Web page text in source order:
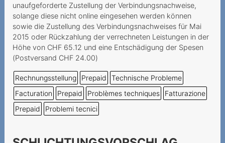
unaufgeforderte Zustellung der Verbindungsnachweise,
solange diese nicht online eingesehen werden können
sowie die Zustellung des Verbindungsnachweises für Mai
2015 oder Rückzahlung der verrechneten Leistungen in der
Höhe von CHF 65.12 und eine Entschädigung der Spesen
(Postversand CHF 24.00)
Rechnungsstellung Prepaid
Technische Probleme
Facturation
Prepaid Problèmes techniques
Fatturazione
Prepaid
Problemi tecnici
Prestataire inatteignable
Wegzug ins Ausland als
wichtiger Grund
Vertragskündigung infolge
Zahlungsverzugs
Incertezze al momento
della stipula del contratto
Une demande de portage